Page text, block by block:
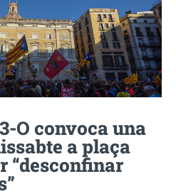
O convoca una
a plaça
“desconfinar